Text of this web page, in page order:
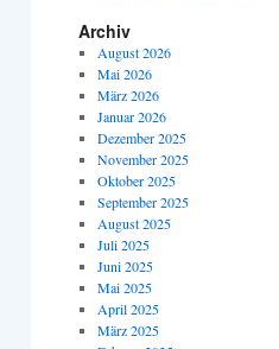
Archiv
August 2026
Mai 2026
März 2026
Januar 2026
Dezember 2025
November 2025
Oktober 2025
September 2025
August 2025
Juli 2025
Juni 2025
Mai 2025
April 2025
März 2025